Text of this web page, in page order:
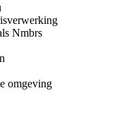
Nmbrs
omgeving